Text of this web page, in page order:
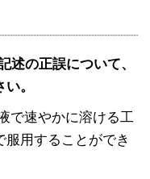
述の正誤について、
。
で速やかに溶ける工
用することができ